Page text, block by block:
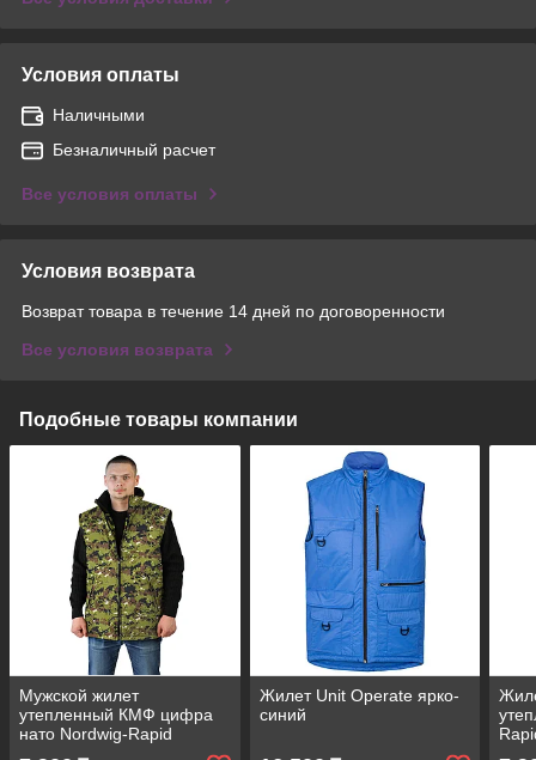
Условия оплаты
Наличными
Безналичный расчет
Все условия оплаты
Условия возврата
Возврат товара в течение 14 дней по договоренности
Все условия возврата
Подобные товары компании
Мужской жилет
утепленный КМФ цифра
нато Nordwig-Rapid
Жилет Unit Operate ярко-
синий